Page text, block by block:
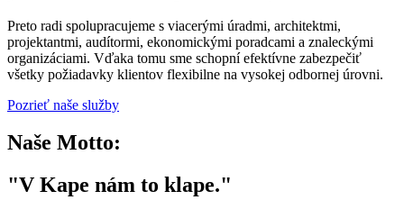
Preto radi spolupracujeme s viacerými úradmi, architektmi,
projektantmi, audítormi, ekonomickými poradcami a znaleckými
organizáciami. Vďaka tomu sme schopní efektívne zabezpečiť
všetky požiadavky klientov flexibilne na vysokej odbornej úrovni.
Pozrieť naše služby
Naše Motto:
"V Kape nám to klape."